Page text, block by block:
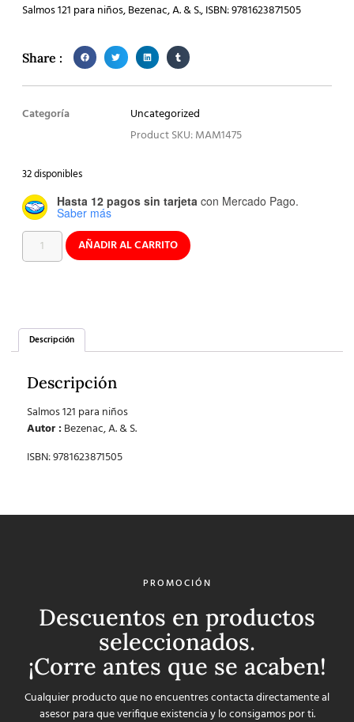
Salmos 121 para niños, Bezenac, A. & S., ISBN: 9781623871505
Share :
Categoría
Uncategorized
Product SKU: MAM1475
32 disponibles
Hasta 12 pagos sin tarjeta con Mercado Pago.
Saber más
AÑADIR AL CARRITO
Descripción
Descripción
Salmos 121 para niños
Autor :Bezenac, A. & S.
ISBN: 9781623871505
PROMOCIÓN
Descuentos en productos
seleccionados.
¡Corre antes que se acaben!
Cualquier producto que no encuentres contacta directamente al
asesor para que verifique existencia y lo consigamos por ti.